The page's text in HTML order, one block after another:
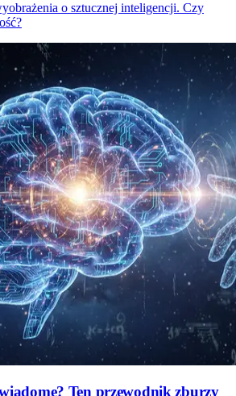
o sztucznej inteligencji. Czy
Ten przewodnik zburzy